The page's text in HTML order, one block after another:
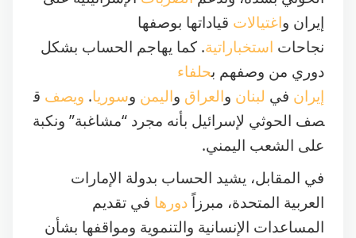
إيران واغتيالات قياداتها بوصفها
نجاحات استخباراتية. كما يهاجم الحساب بشكل
دوري من وصفهم بحلفاء
إيران في لبنان والعراق واليمن وسوريا. ويصف ق
صف الحوثي لإسرائيل بأنه مجرد “مشاغبة” ونكبة
على الشعب اليمني.
في المقابل، يشيد الحساب بدولة الإمارات
العربية المتحدة، مبرزاًدورها في تقديم
المساعدات الإنسانية والتنموية ومواقفها بشأن